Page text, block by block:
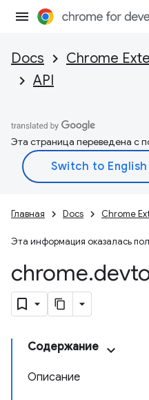
Docs Chrome
API
Эта страница переведена с
Главная Docs Chrome
Эта информация оказалась
chrome.
Содержание
Описание